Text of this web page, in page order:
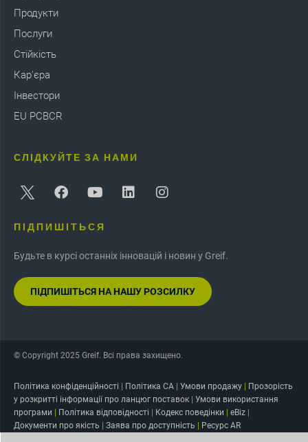
Продукти
Послуги
Стійкість
Кар'єра
Інвестори
EU PCBCR
СЛІДКУЙТЕ ЗА НАМИ
ПІДПИШІТЬСЯ
Будьте в курсі останніх інновацій і новин у Greif.
ПІДПИШІТЬСЯ НА НАШУ РОЗСИЛКУ
© Copyright 2025 Greif. Всі права захищено.
Політика конфіденційності Політика CA Умови продажу
Прозорість
у розкритті інформації про ланцюг поставок
Умови використання
програми
Політика відповідності Кодекс поведінки eBiz
Документи про якість
Заява про доступність Ресурс AR